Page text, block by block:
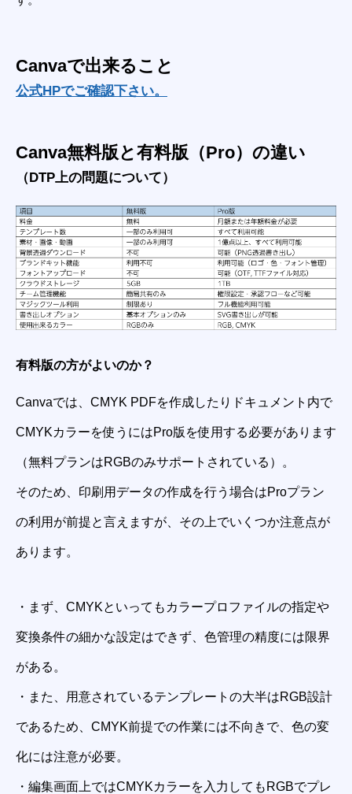
Canvaで出来ること
公式HPでご確認下さい。
Canva無料版と有料版（Pro）の違い
（DTP上の問題について）
有料版の方がよいのか？
Canvaでは、CMYK PDFを作成したりドキュメント内で
CMYKカラーを使うにはPro版を使用する必要があります
（無料プランはRGBのみサポートされている）。
そのため、印刷用データの作成を行う場合はProプラン
の利用が前提と言えますが、その上でいくつか注意点が
あります。
・まず、CMYKといってもカラープロファイルの指定や
変換条件の細かな設定はできず、色管理の精度には限界
がある。
・また、用意されているテンプレートの大半はRGB設計
であるため、CMYK前提での作業には不向きで、色の変
化には注意が必要。
・編集画面上ではCMYKカラーを入力してもRGBでプレ